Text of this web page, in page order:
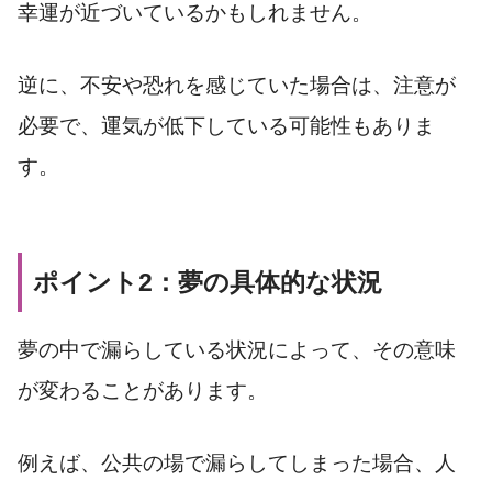
幸運が近づいているかもしれません。
逆に、不安や恐れを感じていた場合は、注意が
必要で、運気が低下している可能性もありま
す。
ポイント2：夢の具体的な状況
夢の中で漏らしている状況によって、その意味
が変わることがあります。
例えば、公共の場で漏らしてしまった場合、人